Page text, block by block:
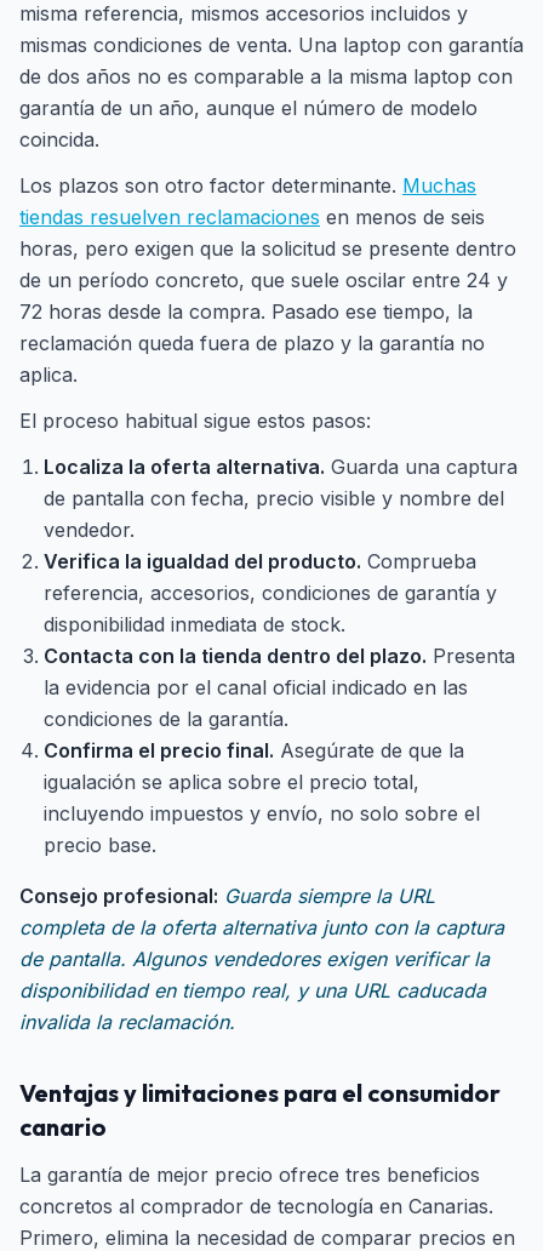
misma referencia, mismos accesorios incluidos y
mismas condiciones de venta. Una laptop con garantía
de dos años no es comparable a la misma laptop con
garantía de un año, aunque el número de modelo
coincida.
Los plazos son otro factor determinante. Muchas
tiendas resuelven reclamaciones en menos de seis
horas, pero exigen que la solicitud se presente dentro
de un período concreto, que suele oscilar entre 24 y
72 horas desde la compra. Pasado ese tiempo, la
reclamación queda fuera de plazo y la garantía no
aplica.
El proceso habitual sigue estos pasos:
Localiza la oferta alternativa. Guarda una captura
de pantalla con fecha, precio visible y nombre del
vendedor.
Verifica la igualdad del producto. Comprueba
referencia, accesorios, condiciones de garantía y
disponibilidad inmediata de stock.
Contacta con la tienda dentro del plazo. Presenta
la evidencia por el canal oficial indicado en las
condiciones de la garantía.
Confirma el precio final. Asegúrate de que la
igualación se aplica sobre el precio total,
incluyendo impuestos y envío, no solo sobre el
precio base.
Consejo profesional: Guarda siempre la URL
completa de la oferta alternativa junto con la captura
de pantalla. Algunos vendedores exigen verificar la
disponibilidad en tiempo real, y una URL caducada
invalida la reclamación.
Ventajas y limitaciones para el consumidor
canario
La garantía de mejor precio ofrece tres beneficios
concretos al comprador de tecnología en Canarias.
Primero, elimina la necesidad de comparar precios en